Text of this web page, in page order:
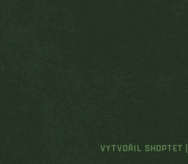
VYTVOŘIL SHOPTET |